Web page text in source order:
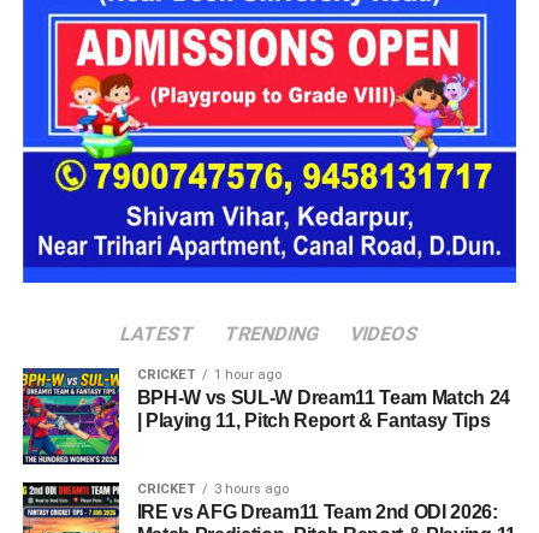
साक्षात्कार लेने आ रही हैं, जिनमें प्रमुख हैं:
एक्सिस बैंक (Axis Bank)
बारबेक्यू नेशन (Barbeque Nation)
डिक्सॉन (Dixon Technologies)
उत्कर्ष स्मॉल फाइनेंस बैंक (Utkarsh Small Finance Bank)
सीएएमपी-108 (CAMP-108)
एनआईटीटी लिमिटेड (NIIT Limited)
मोचिको (Mochiko Shoes)
टीआई मेडिकोज (TI Medicos)
आईजोन (iZone)
LATEST TRENDING VIDEOS
CRICKET 1 hour ago
BPH-W vs SUL-W Dream11 Team Match 24
| Playing 11, Pitch Report & Fantasy Tips
CRICKET 3 hours ago
IRE vs AFG Dream11 Team 2nd ODI 2026: